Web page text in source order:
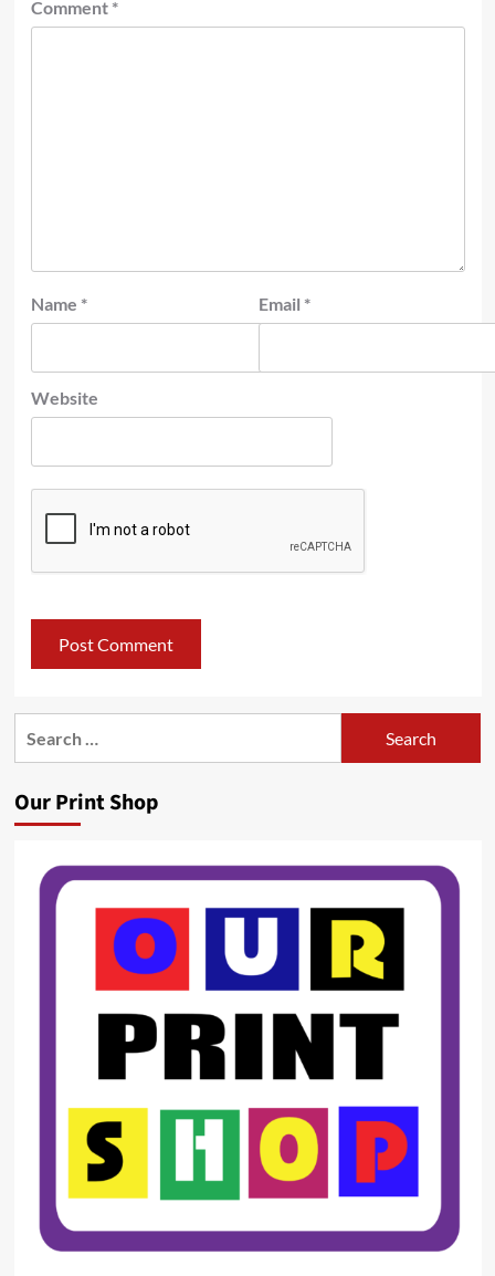
Comment *
Name * Email *
Website
Our Print Shop